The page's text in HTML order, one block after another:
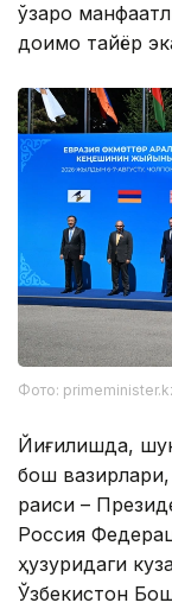
ўзаро
доимо тайёр
Фото:
Йиғилишда,
бош вазирлари,
раиси –
Россия
ҳузуридаги
Ўзбекистон